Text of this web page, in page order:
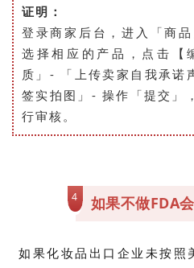
证明：
登录商家后台，进入「商
选择相应的产品，点击【
质」- 「上传卖家自我承诺
签实拍图」- 操作「提交」
行审核。
4 如果不做FDA
如果化妆品出口企业未按照